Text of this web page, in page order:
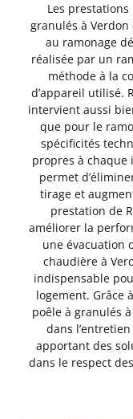
Les prestations
granulés à Verdon
au ramonage
réalisée par un
méthode à la
d’appareil utilisé.
intervient aussi
que pour le
spécificités
propres à chaque
permet
tirage et
prestation de
améliorer la
une évacuation
chaudière à
indispensable
logement. Grâce
poêle à granulés
dans
apportant des
dans le respect